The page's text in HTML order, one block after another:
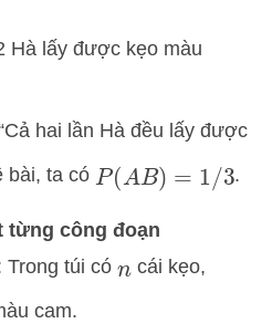
Hà lấy được kẹo màu
hai lần Hà đều lấy được
bài, ta có P(AB)= 1/ 3 .
từng công đoạn
Trong túi có n cái kẹo,
cam.